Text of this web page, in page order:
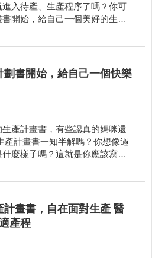
入待產、生產程序了嗎？你可
開始，給自己一個美好的生產
劃書開始，給自己一個快樂
產計畫書，有些認真的媽咪還
產計畫書一知半解嗎？你想像過
麼樣子嗎？這就是你應該寫下
計畫書，自在面對生產 醫
產程